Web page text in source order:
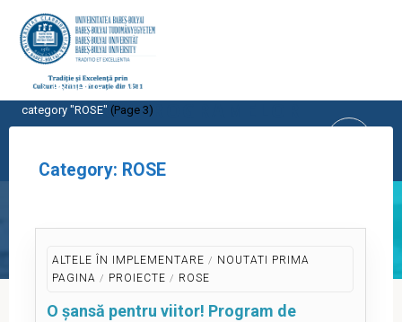
content
CENTRUL PROGRAMELOR
UNIVERSITATEA BABEŞ-BOLYAI, CLUJ-
HomePROIECTE ALTELE ÎN IMPLEMENTARE
category "ROSE" (Page 3)
Category: ROSE
ALTELE ÎN IMPLEMENTARE / NOUTATI PRIMA
PAGINA / PROIECTE / ROSE
O șansă pentru viitor! Program de